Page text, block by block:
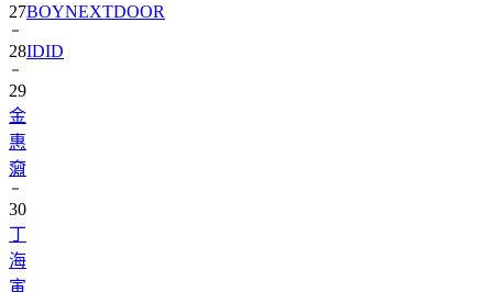
28IDID
29
金
惠
奫
30
丁
海
寅
1